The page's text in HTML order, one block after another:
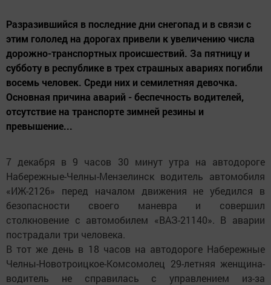
Разразившийся в последние дни снегопад и в связи с
этим гололед на дорогах привели к увеличению числа
дорожно-транспортных происшествий. За пятницу и
субботу в республике в трех страшных авариях погибли
восемь человек. Среди них и семилетняя девочка.
Основная причина аварий - беспечность водителей,
отсутствие на транспорте зимней резины и
превышение...
7 декабря в 9 часов 30 минут утра на автодороге
Набережные-Челны-Мензелинск водитель автомобиля
«ИЖ-2126» перед началом движения не убедился в
безопасности своего маневра и совершил
столкновение с автомобилем «ВАЗ-21140». В аварии
пострадали три человека.
В тот же день в 18 часов на автодороге Набережные
Челны-Новотроицкое-Комсомолец 29-летняя женщина-
водитель не справилась с управлением из-за